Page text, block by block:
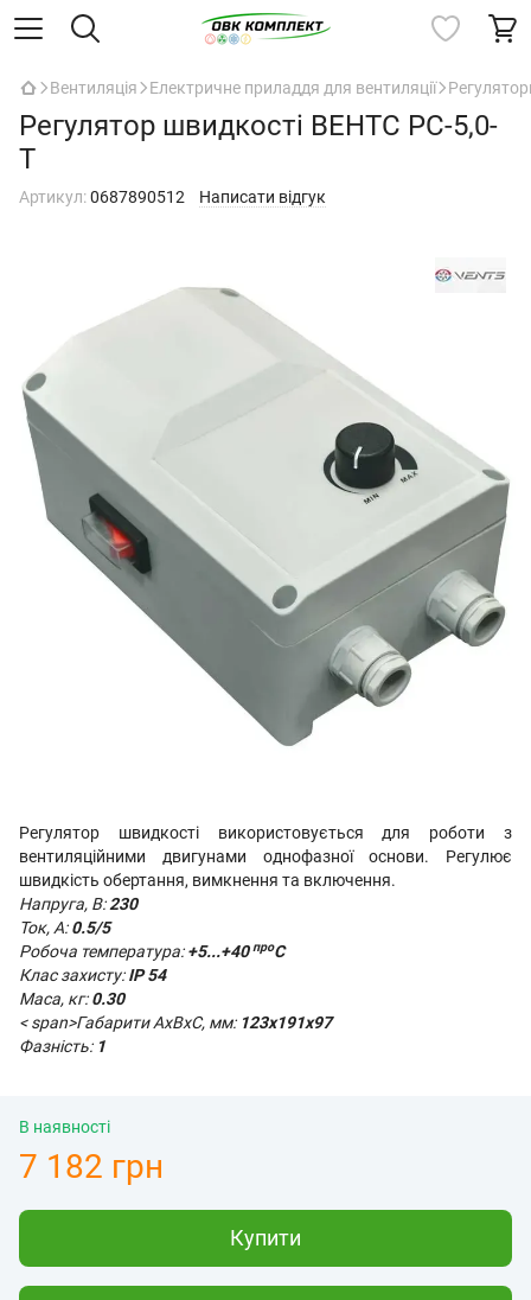
Вентиляція Електричне приладдя для вентиляції
Регулятор швидкості ВЕНТС РС-5,0-
Т
Артикул:0687890512 Написати відгук
Регулятор швидкості використовується для роботи з
вентиляційними двигунами однофазної основи. Регулює
швидкість обертання, вимкнення та включення.
Напруга, В:230
Ток, А:0.5/5
Робоча температура:+5...+40проС
Клас захисту:IP 54
Маса, кг:0.30
< span>Габарити AxBxC, мм: 123х191х97
Фазність: 1
В наявності
7 182 грн
Купити